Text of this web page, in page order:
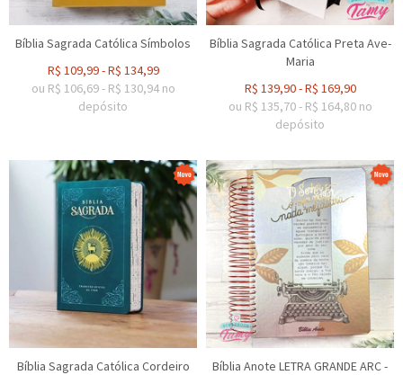
Bíblia Sagrada Católica Símbolos
R$ 109,99-R$ 134,99
ou R$ 106,69- R$ 130,94 no
depósito
Bíblia Sagrada Católica Preta Ave-
Maria
R$ 139,90-R$ 169,90
ou R$ 135,70- R$ 164,80 no
depósito
Bíblia Sagrada Católica Cordeiro
Bíblia Anote LETRA GRANDE ARC -